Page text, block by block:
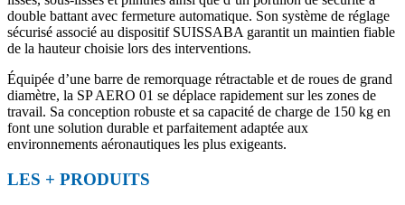
double battant avec fermeture automatique. Son système de réglage
sécurisé associé au dispositif SUISSABA garantit un maintien fiable
de la hauteur choisie lors des interventions.
Équipée d’une barre de remorquage rétractable et de roues de grand
diamètre, la SP AERO 01 se déplace rapidement sur les zones de
travail. Sa conception robuste et sa capacité de charge de 150 kg en
font une solution durable et parfaitement adaptée aux
environnements aéronautiques les plus exigeants.
LES + PRODUITS